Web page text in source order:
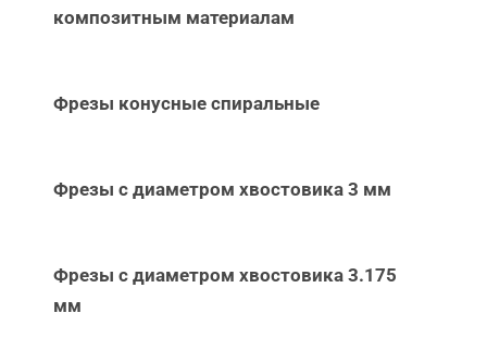
композитным материалам
Фрезы конусные спиральные
Фрезы с диаметром хвостовика 3 мм
Фрезы с диаметром хвостовика 3.175
мм